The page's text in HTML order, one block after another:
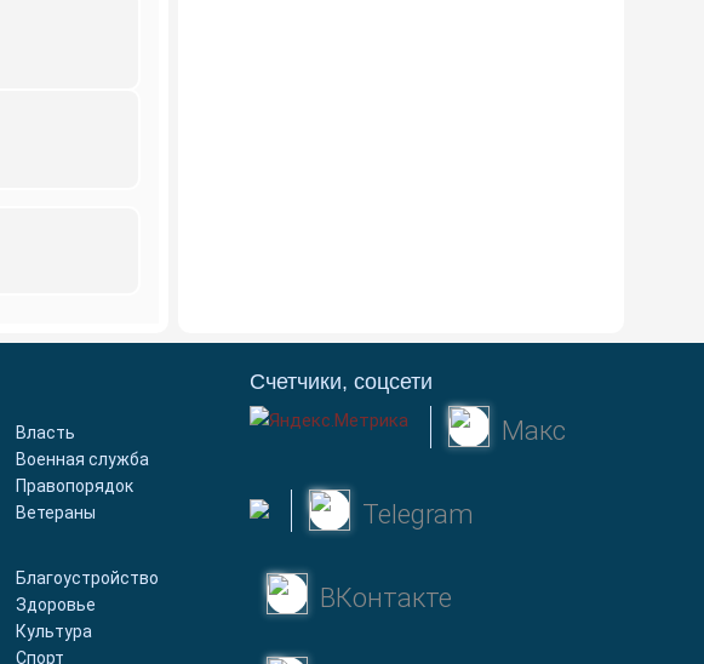
Власть
Военная служба
Правопорядок
Ветераны
Благоустройство
Здоровье
Культура
Спорт
Счетчики, соцсети
Макс
Telegram
ВКонтакте